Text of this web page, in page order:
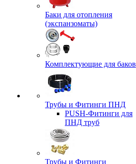
Баки для отопления
(экспанзоматы)
Комплектующие для баков
Трубы и Фитинги ПНД
PUSH-Фитинги для
ПНД труб
Трубы и Фитинги